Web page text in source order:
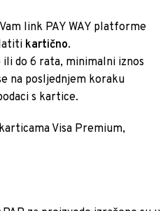
link PAY WAY platforme
kartično.
do 6 rata, minimalni iznos
na posljednjem koraku
s kartice.
Visa Premium,